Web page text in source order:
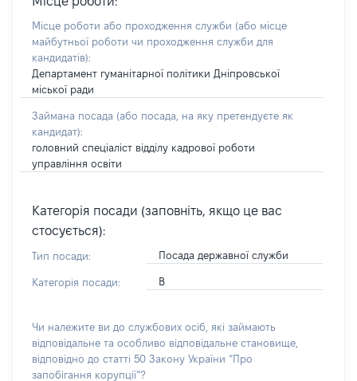
Місце роботи або проходження служби (або місце
майбутньої роботи чи проходження служби для
кандидатів):
Департамент гуманітарної політики Дніпровської
міської ради
Займана посада (або посада, на яку претендуєте як
кандидат):
головний спеціаліст відділу кадрової роботи
управління освіти
Категорія посади (заповніть, якщо це вас
стосується):
Тип посади: Посада державної служби
Категорія посади: В
Чи належите ви до службових осіб, які займають
відповідальне та особливо відповідальне становище,
відповідно до статті 50 Закону України “Про
запобігання корупції”?